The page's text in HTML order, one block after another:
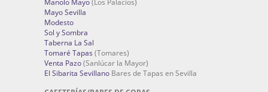
Manolo Mayo(Los Palacios)
Mayo Sevilla
Modesto
Sol y Sombra
Taberna La Sal
Tomaré Tapas (Tomares)
Venta Pazo(Sanlúcar la Mayor)
El Sibarita Sevillano Bares de Tapas en Sevilla